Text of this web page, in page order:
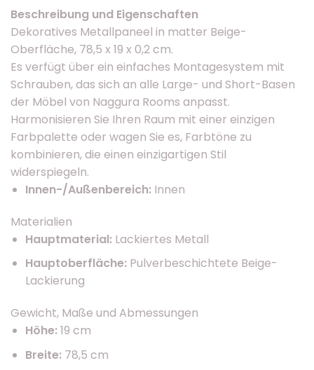
Beschreibung und Eigenschaften
Dekoratives Metallpaneel in matter Beige-
Oberfläche, 78,5 x 19 x 0,2 cm.
Es verfügt über ein einfaches Montagesystem mit
Schrauben, das sich an alle Large- und Short-Basen
der Möbel von Naggura Rooms anpasst.
Harmonisieren Sie Ihren Raum mit einer einzigen
Farbpalette oder wagen Sie es, Farbtöne zu
kombinieren, die einen einzigartigen Stil
widerspiegeln.
Innen-/Außenbereich: Innen
Materialien
Hauptmaterial: Lackiertes Metall
Hauptoberfläche: Pulverbeschichtete Beige-
Lackierung
Gewicht, Maße und Abmessungen
Höhe: 19 cm
Breite: 78,5 cm